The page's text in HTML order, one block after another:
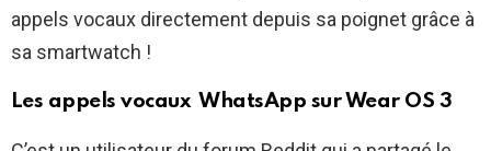
appels vocaux directement depuis sa poignet grâce à
sa smartwatch !
Les appels vocaux WhatsApp sur Wear OS 3